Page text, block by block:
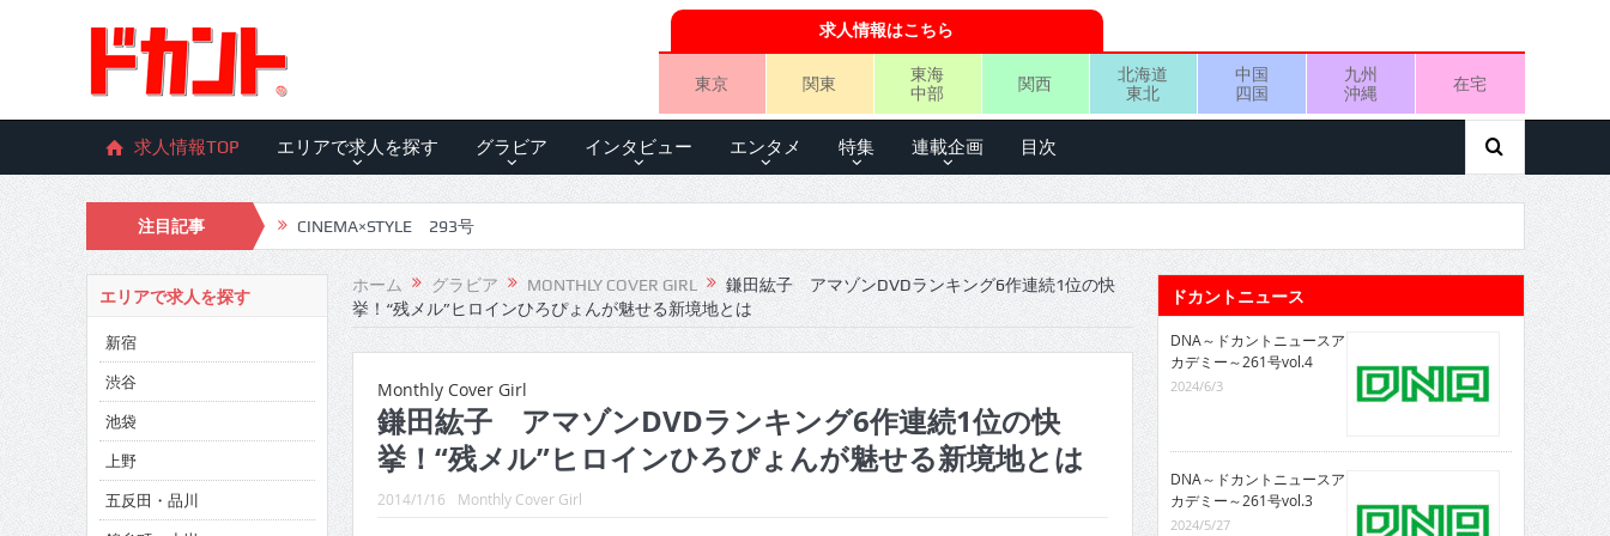
求人情報はこちら
東京 関東
東海
中部
関西
北海道
東北
中国
四国
九州
沖縄
在宅
求人情報TOP エリアで求人を探す グラビア インタビュー エンタメ 特集 連載企画 目次
注目記事 CINEMA×STYLE 293号
CINEMA×STYLE 292号
CINEMA×STYLE 291号
CINEMA×STYLE 290号
CINEMA×STYLE 289号
CINEMA×STYLE 288号
CINEMA×STYLE 287号
ホーム グラビア MONTHLY COVER GIRL
鎌田紘子 アマゾンDVDランキング6作連続1位の快
挙！“残メル”ヒロインひろぴょんが魅せる新境地とは
Monthly Cover Girl
鎌田紘子 アマゾンDVDランキング6作連続1位の快
挙！“残メル”ヒロインひろぴょんが魅せる新境地とは
2014/1/16 Monthly Cover Girl
エリアで求人を探す
新宿
渋谷
池袋
上野
五反田・品川
ドカントニュース
DNA～ドカントニュースア
カデミー～261号vol.4
2024/6/3
DNA～ドカントニュースア
カデミー～261号vol.3
2024/5/27